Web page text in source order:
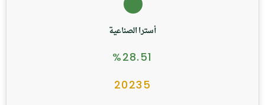
أسترا الصناعية
%28.51
20235